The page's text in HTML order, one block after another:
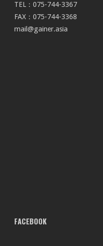
TEL：075-744-3367
FAX：075-744-3368
mail@gainer.asia
FACEBOOK